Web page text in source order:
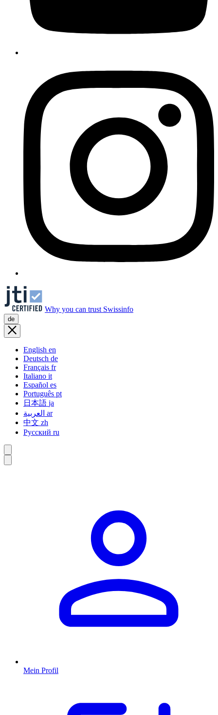
Why you can trust Swissinfo
de
English en
Deutsch de
Français fr
Italiano it
Español es
Português pt
日本語 ja
ar
中文 zh
Русский ru
Mein Profil